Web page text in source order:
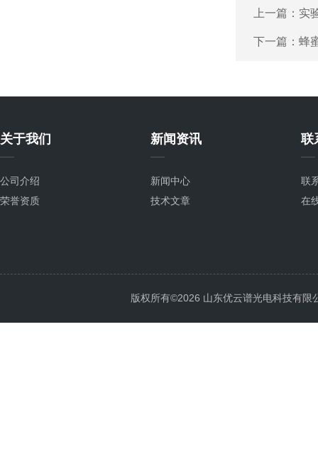
上一篇： 实
下一篇： 蜂
关于我们
公司介绍
荣誉资质
新闻资讯
新闻中心
技术文章
联
联
在
版权所有©2026 山东优云谱光电科技有